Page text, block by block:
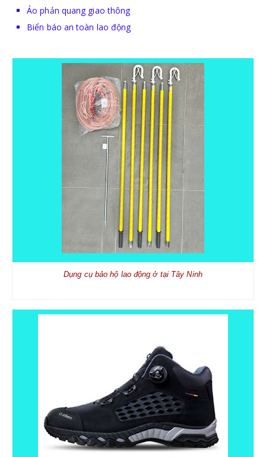
Áo phản quang giao thông
Biển báo an toàn lao động
Dụng cụ bảo hộ lao động ở tại Tây Ninh